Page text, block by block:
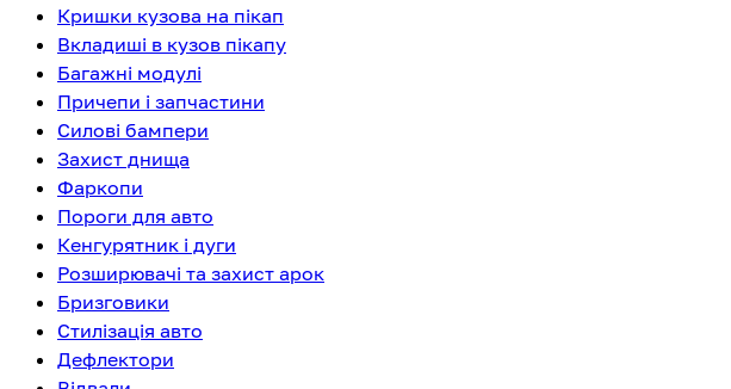
Кришки кузова на пікап
Вкладиші в кузов пікапу
Багажні модулі
Причепи і запчастини
Силові бампери
Захист днища
Фаркопи
Пороги для авто
Кенгурятник і дуги
Розширювачі та захист арок
Бризговики
Стилізація авто
Дефлектори